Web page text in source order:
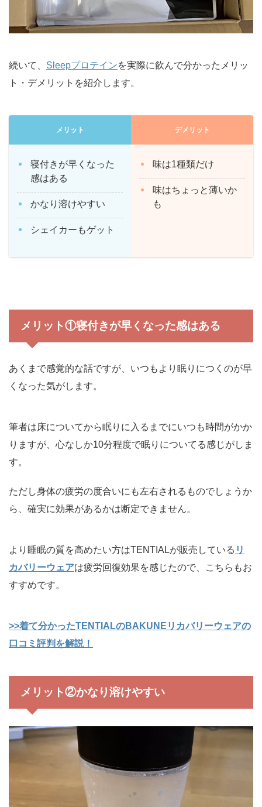
続いて、 Sleepプロテインを実際に飲んで分かったメリッ
ト・デメリットを紹介します。
メリット
寝付きが早くなった
感はある
かなり溶けやすい
シェイカーもゲット
デメリット
味は1種類だけ
味はちょっと薄いか
も
メリット①寝付きが早くなった感はある
あくまで感覚的な話ですが、いつもより眠りにつくのが早
くなった気がします。
筆者は床についてから眠りに入るまでにいつも時間がかか
りますが、心なしか10分程度で眠りについてる感じがしま
す。
ただし身体の疲労の度合いにも左右されるものでしょうか
ら、確実に効果があるかは断定できません。
より睡眠の質を高めたい方はTENTIALが販売している リ
カバリーウェアは疲労回復効果を感じたので、こちらもお
すすめです。
>>着て分かったTENTIALのBAKUNEリカバリーウェアの
口コミ評判を解説！
メリット②かなり溶けやすい